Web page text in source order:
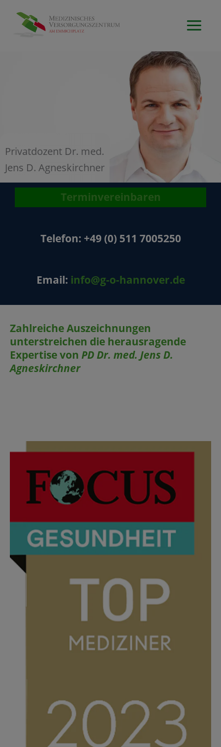
Zum
Inhalt
Privatdozent Dr. med.
Jens D. Agneskirchner
Terminvereinbaren
Telefon: +49 (0) 511 7005250
Email: info@g-o-hannover.de
Zahlreiche Auszeichnungen
unterstreichen die herausragende
Expertise von PD Dr. med. Jens D.
Agneskirchner